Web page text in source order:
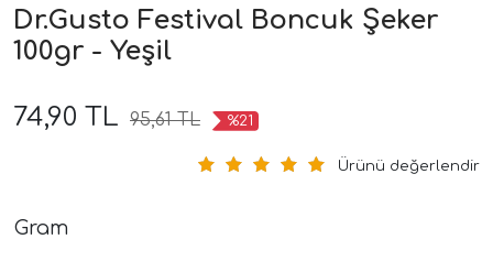
Dr.Gusto Festival Boncuk Şeker
100gr - Yeşil
74,90 TL 95,61 TL %21
Ürünü değerlendir
Gram